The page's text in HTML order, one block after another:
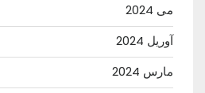
می 2024
آوریل 2024
مارس 2024